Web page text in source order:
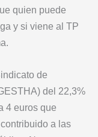
quien puede
y si viene al TP
de
del 22,3%
4 euros que
a las